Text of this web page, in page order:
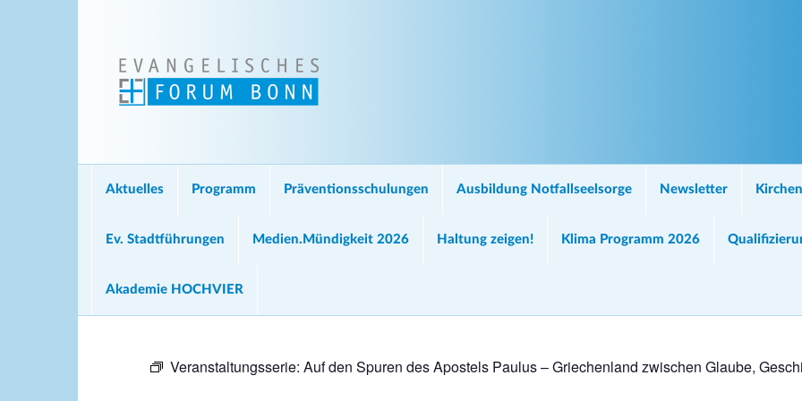
Aktuelles Programm Präventionsschulungen Ausbildung Notfallseelsorge Newsletter
Ev. Stadtführungen Medien.Mündigkeit 2026 Haltung zeigen! Klima Programm 2026
Akademie HOCHVIER
Veranstaltungsserie: Auf den Spuren des Apostels Paulus – Griechenland zwischen Glaube,